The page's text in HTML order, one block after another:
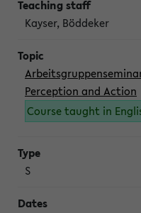
Kayser, Böddeker
Perception and Action
Course taught in
S